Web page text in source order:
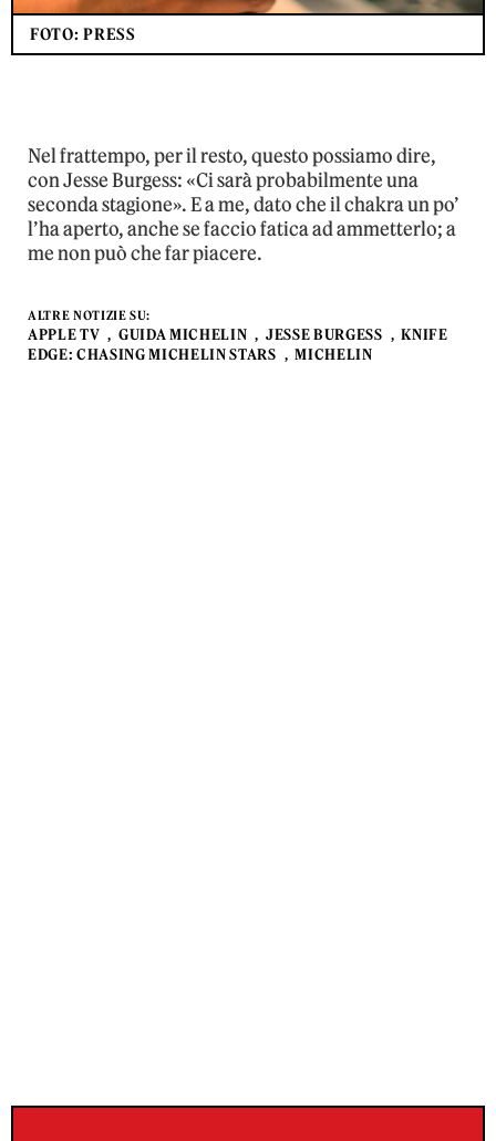
FOTO: PRESS
Nel frattempo, per il resto, questo possiamo dire,
con Jesse Burgess: «Ci sarà probabilmente una
seconda stagione». E a me, dato che il chakra un po’
l’ha aperto, anche se faccio fatica ad ammetterlo; a
me non può che far piacere.
ALTRE NOTIZIE SU:
APPLE TV GUIDA MICHELIN JESSE BURGESS
KNIFE
EDGE: CHASING MICHELIN STARS
MICHELIN